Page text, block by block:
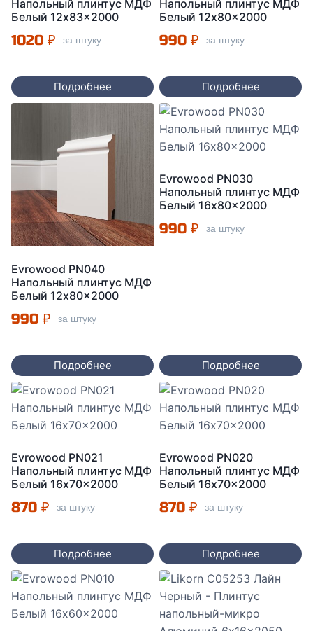
Напольный плинтус МДФ
Белый 12x83x2000
1020 ₽ за штуку
Подробнее
Напольный плинтус МДФ
Белый 12x80x2000
990 ₽ за штуку
Подробнее
Evrowood PN040
Напольный плинтус МДФ
Белый 12x80x2000
990 ₽ за штуку
Подробнее
Evrowood PN030
Напольный плинтус МДФ
Белый 16x80x2000
990 ₽ за штуку
Подробнее
Evrowood PN021
Напольный плинтус МДФ
Белый 16x70x2000
870 ₽ за штуку
Подробнее
Evrowood PN020
Напольный плинтус МДФ
Белый 16x70x2000
870 ₽ за штуку
Подробнее